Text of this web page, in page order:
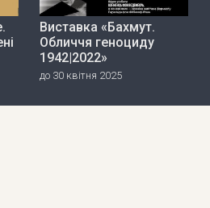
Виставка «Бахмут.
Обличчя геноциду
1942|2022»
до 30 квітня 2025